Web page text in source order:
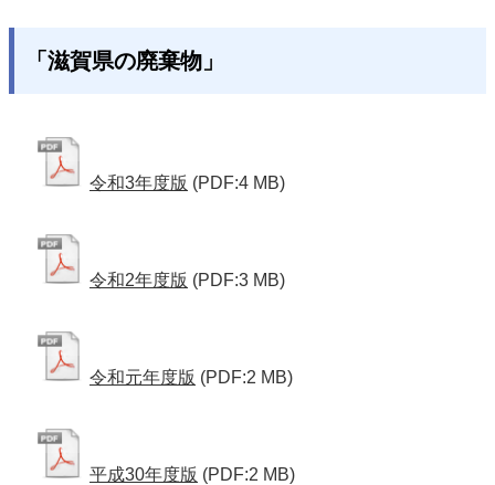
「滋賀県の廃棄物」
令和3年度版 (PDF:4 MB)
令和2年度版 (PDF:3 MB)
令和元年度版 (PDF:2 MB)
平成30年度版 (PDF:2 MB)